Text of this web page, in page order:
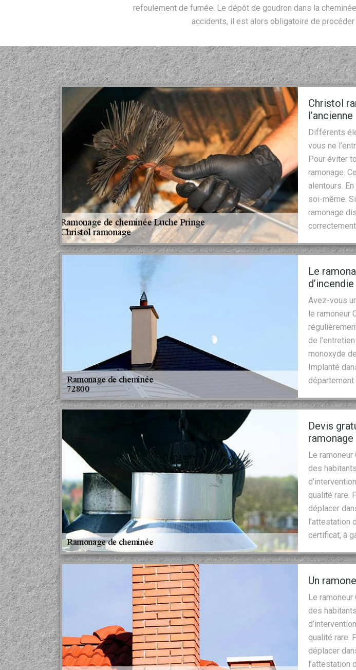
refoulement de fumée. Le dépôt de goudron dans la
accidents, il est alors obligatoire de procéder
Christol
l’ancienne
Différents
vous ne
Pour éviter
ramonage.
alentours.
soi-même.
ramonage
Le
d’incendie
Avez-vous
le ramoneur
de
monoxyde
Implanté
département
Devis
ramonage
Le
des
qualité rare.
déplacer
l’attestation
certificat, à
Un
Le
des
qualité rare.
déplacer
l’attestation